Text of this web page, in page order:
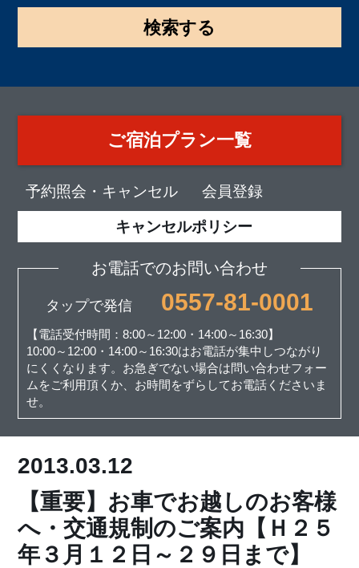
ご宿泊プラン一覧
予約照会・キャンセル 会員登録
キャンセルポリシー
お電話でのお問い合わせ
タップで発信 0557-81-0001
【電話受付時間：8:00～12:00・14:00～16:30】
10:00～12:00・14:00～16:30はお電話が集中しつながり
にくくなります。お急ぎでない場合は問い合わせフォー
ムをご利用頂くか、お時間をずらしてお電話くださいま
せ。
2013.03.12
【重要】お車でお越しのお客様
へ・交通規制のご案内【Ｈ２５
年３月１２日～２９日まで】